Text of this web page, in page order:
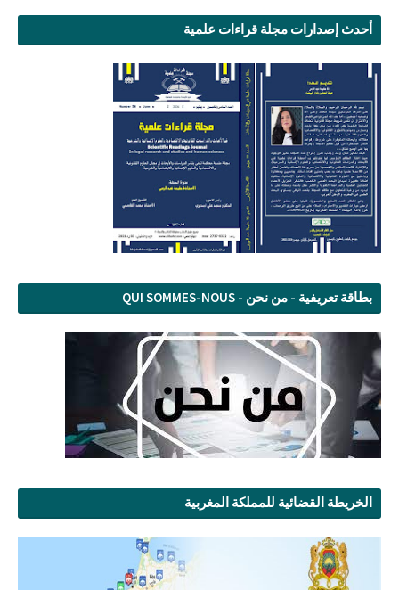
أحدث إصدارات مجلة قراءات علمية
بطاقة تعريفية - من نحن - QUI SOMMES-NOUS
الخريطة القضائية للمملكة المغربية